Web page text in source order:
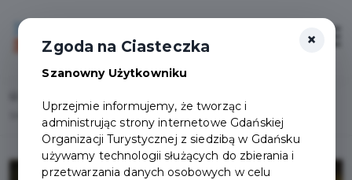
Login/Rejestracja
Smaki Gdańska – poznaj miasto od kulinarnej strony
×
Zgoda na Ciasteczka
Szanowny Użytkowniku
Uprzejmie informujemy, że tworząc i
administrując strony internetowe Gdańskiej
Organizacji Turystycznej z siedzibą w Gdańsku
używamy technologii służących do zbierania i
przetwarzania danych osobowych w celu